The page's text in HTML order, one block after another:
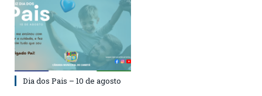
Dia dos Pais – 10 de agosto